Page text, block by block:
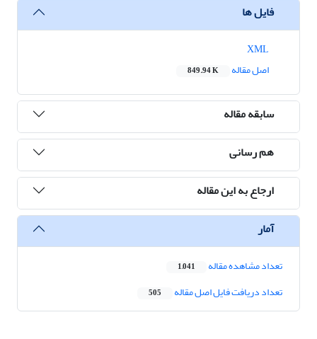
فایل ها
اصل مقاله
849.94 K
سابقه مقاله
هم رسانی
ارجاع به این مقاله
آمار
تعداد مشاهده مقاله 1,041
تعداد دریافت فایل اصل مقاله 505